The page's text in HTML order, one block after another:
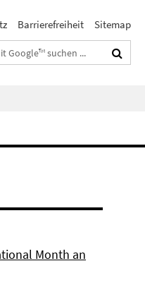
Barrierefreiheit Sitemap
Month an